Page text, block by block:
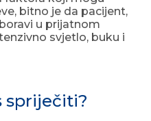
bitno je da pacijent,
u prijatnom
svjetlo, buku i
spriječiti?